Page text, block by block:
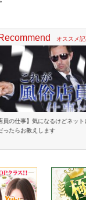
員の仕事】気になるけどネッ
ったらお教えします
オススメ